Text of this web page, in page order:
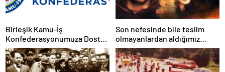
Birleşik Kamu-İş
Konfederasyonumuza Dostça
Uyarı ve Önerimizdir:
Son nefesinde bile teslim
olmayanlardan aldığımız
bayrağı “Tam Bağımsız
Türkiye” mücadelemizde
dalgalandırıyoruz.